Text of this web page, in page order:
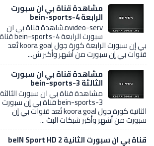
مشاهدة قناة بي ان سبورت
الرابعة bein-sports-4
video-servمشاهدة قناة بي ان
سبورت الرابعة bein-sports-4 قناة
بي إن سبورت الرابعة كورة جول koora goal تُعد
قنوات بي إن سبورت من أشهر وأكبر ش...
مشاهدة قناة بي ان سبورت
الثالثة bein-sports-3
مشاهدة قناة بي ان سبورت الثالثة
bein-sports-3 قناة بي إن سبورت
الثانية كورة جول koora goal تُعد قنوات بي إن
سبورت من أشهر وأكبر شبكات البث ...
قناة بي ان سبورت الثانية 2 beIN Sport HD